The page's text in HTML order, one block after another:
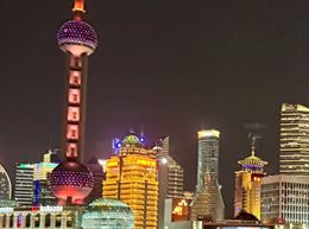
戲水 1溺水救起命危
外！電子廠鷹架剝離墜樓
莫茲海峽 違者罰貨值20% 15:40
破？醫曝：搭1物抗發炎 15:40